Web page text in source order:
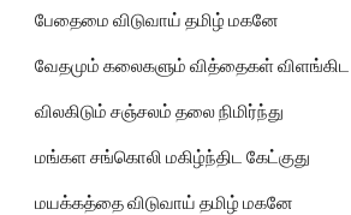
பேதைமை விடுவாய் தமிழ் மகனே
வேதமும் கலைகளும் வித்தைகள் விளங்கிட
விலகிடும் சஞ்சலம் தலை நிமிர்ந்து
மங்கள சங்கொலி மகிழ்ந்திட கேட்குது
மயக்கத்தை விடுவாய் தமிழ் மகனே